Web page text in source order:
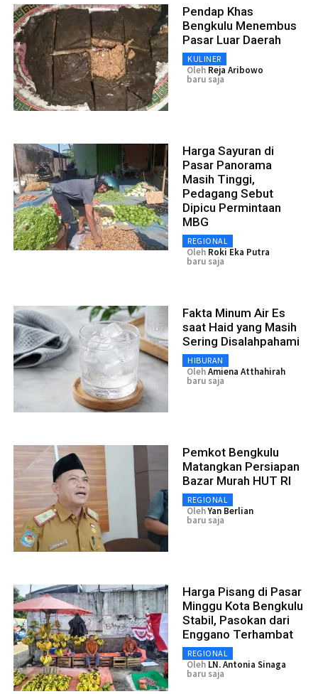
Pendap Khas
Bengkulu Menembus
Pasar Luar Daerah
KULINER
Oleh Reja Aribowo
baru saja
Harga Sayuran di
Pasar Panorama
Masih Tinggi,
Pedagang Sebut
Dipicu Permintaan
MBG
REGIONAL
Oleh Roki Eka Putra
baru saja
Fakta Minum Air Es
saat Haid yang Masih
Sering Disalahpahami
HIBURAN
OlehAmiena Atthahirah
baru saja
Pemkot Bengkulu
Matangkan Persiapan
Bazar Murah HUT RI
REGIONAL
OlehYan Berlian
baru saja
Harga Pisang di Pasar
Minggu Kota Bengkulu
Stabil, Pasokan dari
Enggano Terhambat
REGIONAL
Oleh LN. Antonia Sinaga
baru saja